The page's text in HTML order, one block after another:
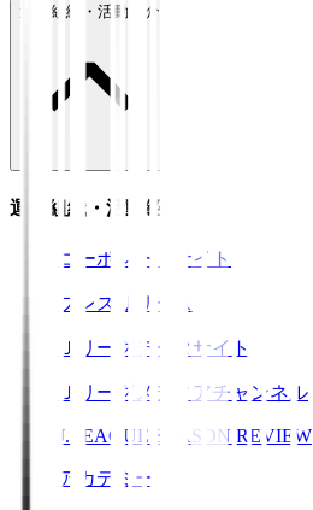
運営組織・活動紹介
運営組織・活動紹介
コーポレートサイト
プレスリリース
Ｊリーグデータサイト
Ｊリーグメディアチャンネル
J.LEAGUE SEASON REVIEW
アカデミー